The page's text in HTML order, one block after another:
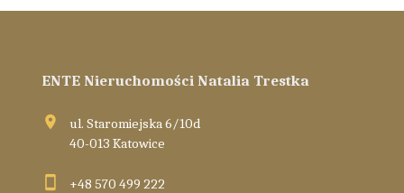
ENTE Nieruchomości Natalia Trestka
ul. Staromiejska 6/10d
40-013 Katowice
+48 570 499 222